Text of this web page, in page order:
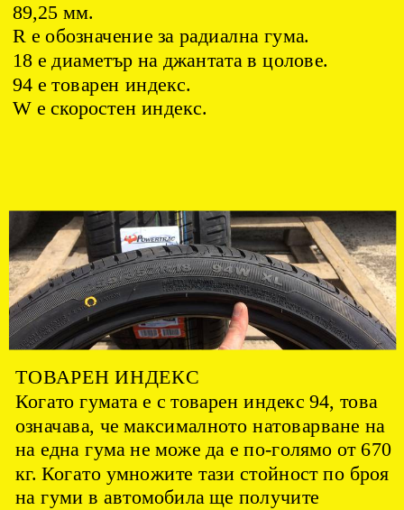
89,25 мм.
R e обозначение за радиална гума.
18 е диаметър на джантата в цолове.
94 e товарен индекс.
W e скоростен индекс.
ТОВАРЕН ИНДЕКС
Когато гумата е с товарен индекс 94, това
означава, че максималното натоварване на
на една гума не може да е по-голямо от 670
кг. Когато умножите тази стойност по броя
на гуми в автомобила ще получите